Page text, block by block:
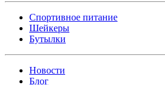
Спортивное питание
Шейкеры
Бутылки
Новости
Блог